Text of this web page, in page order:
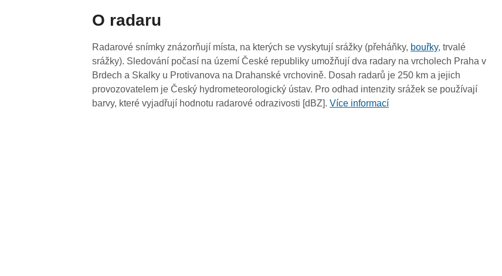
12:10
12:00
11:50
11:40
O radaru
Radarové snímky znázorňují místa, na kterých se vyskytují srážky (přeháňky, bouřky, trvalé
srážky). Sledování počasí na území České republiky umožňují dva radary na vrcholech Praha v
Brdech a Skalky u Protivanova na Drahanské vrchovině. Dosah radarů je 250 km a jejich
provozovatelem je Český hydrometeorologický ústav. Pro odhad intenzity srážek se používají
barvy, které vyjadřují hodnotu radarové odrazivosti [dBZ].Více informací